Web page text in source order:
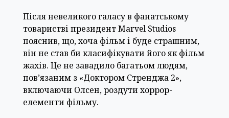
Після невеликого галасу в фанатському
товаристві президент Marvel Studios
пояснив, що, хоча фільм і буде страшним,
він не став би класифікувати його як фільм
жахів. Це не завадило багатьом людям,
пов’язаним з «Доктором Стренджа 2»,
включаючи Олсен, роздути хоррор-
елементи фільму.